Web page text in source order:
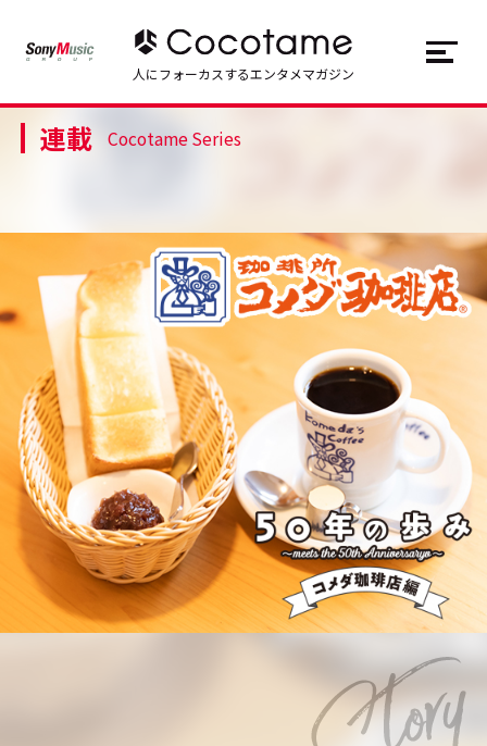
トップ Top
連載一覧 Series
Cocotameとは
#エンタメ業界のちょっといい話
#サステナブルな取り組み #スタッフが語る
JP EN
人にフォーカスするエンタメマガジン
連載 Cocotame Series